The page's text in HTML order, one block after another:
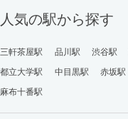
人気の駅から探す
三軒茶屋駅 品川駅 渋谷駅
都立大学駅
中目黒駅 赤坂駅
麻布十番駅